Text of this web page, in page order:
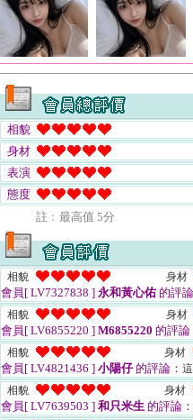
相貌
身材
表演
態度
註﹕最高值 5分
相貌 身材
會員[ LV7327838 ] 永和黃心佑 的評論
相貌 身材
會員[ LV6855220 ] M6855220 的評論
相貌 身材
會員[ LV4821436 ] 小陽仔的評論：
相貌 身材
會員[ LV7639503 ] 和只米生 的評論：